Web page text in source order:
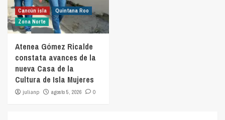
Cancún isla
Quintana Roo
Zona Norte
Atenea Gómez Ricalde
constata avances de la
nueva Casa de la
Cultura de Isla Mujeres
julianp agosto 5, 2026 0